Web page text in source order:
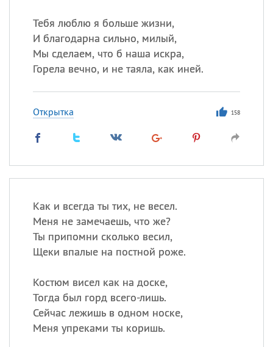
Тебя люблю я больше жизни,
И благодарна сильно, милый,
Мы сделаем, что б наша искра,
Горела вечно, и не таяла, как иней.
Открытка 158
Как и всегда ты тих, не весел.
Меня не замечаешь, что же?
Ты припомни сколько весил,
Щеки впалые на постной роже.
Костюм висел как на доске,
Тогда был горд всего-лишь.
Сейчас лежишь в одном носке,
Меня упреками ты коришь.
Александр
Анна
Посмотреть значениеи